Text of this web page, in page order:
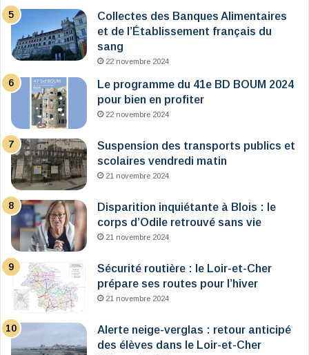
Collectes des Banques Alimentaires
et de l’Établissement français du
sang
22 novembre 2024
Le programme du 41e BD BOUM 2024
pour bien en profiter
22 novembre 2024
Suspension des transports publics et
scolaires vendredi matin
21 novembre 2024
Disparition inquiétante à Blois : le
corps d’Odile retrouvé sans vie
21 novembre 2024
Sécurité routière : le Loir-et-Cher
prépare ses routes pour l’hiver
21 novembre 2024
Alerte neige-verglas : retour anticipé
des élèves dans le Loir-et-Cher